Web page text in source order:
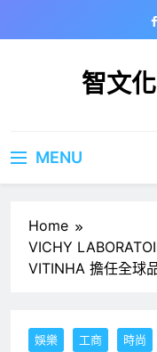
智文
MENU
Home
VICHY
VITINHA 擔任全球
娛樂 工商 時尚